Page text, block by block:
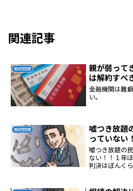
関連記事
相続問題
親が弱って
は解約すべ
金融機関は難
い。
相続問題
嘘つき放題
っていない
嘘つき放題の
ない！！１年
判決はぼんく